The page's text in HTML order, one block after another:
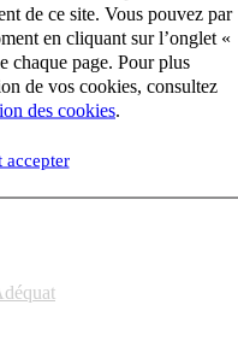
de ce site. Vous pouvez par
en cliquant sur l’onglet «
chaque page. Pour plus
de vos cookies, consultez
des cookies
accepter
talents